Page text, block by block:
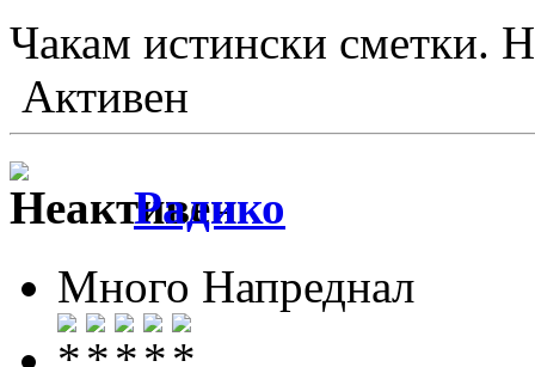
Чакам истински сметки.
Активен
Радико
Много Напреднал